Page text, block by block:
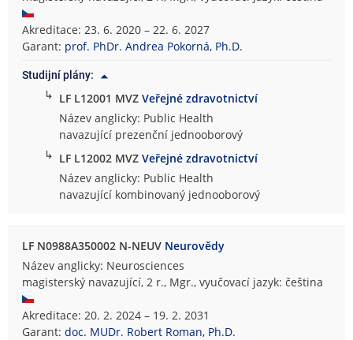
Akreditace: 23. 6. 2020 – 22. 6. 2027
Garant: prof. PhDr. Andrea Pokorná, Ph.D.
Studijní plány:
↳ LF L12001 MVZVeřejné zdravotnictví
Název anglicky: Public Health
navazující prezenční jednooborový
↳ LF L12002 MVZVeřejné zdravotnictví
Název anglicky: Public Health
navazující kombinovaný jednooborový
LF N0988A350002 N-NEUV Neurovědy
Název anglicky: Neurosciences
magisterský navazující, 2 r., Mgr., vyučovací jazyk: čeština
Akreditace: 20. 2. 2024 – 19. 2. 2031
Garant:doc. MUDr. Robert Roman, Ph.D.